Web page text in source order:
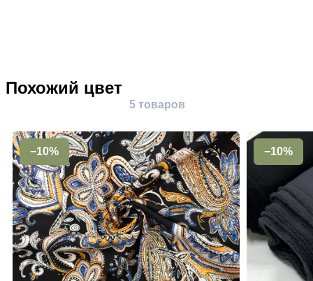
Похожий цвет
5 товаров
−10% −10%